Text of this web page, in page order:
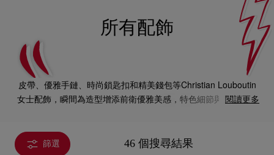
所有配飾
皮帶、優雅手鏈、時尚鎖匙扣和精美錢包等Christian Louboutin
女士配飾，瞬間為造型增添前衛優雅美感，特色細節與大膽設計
閱讀更多
篩選 46 個搜尋結果